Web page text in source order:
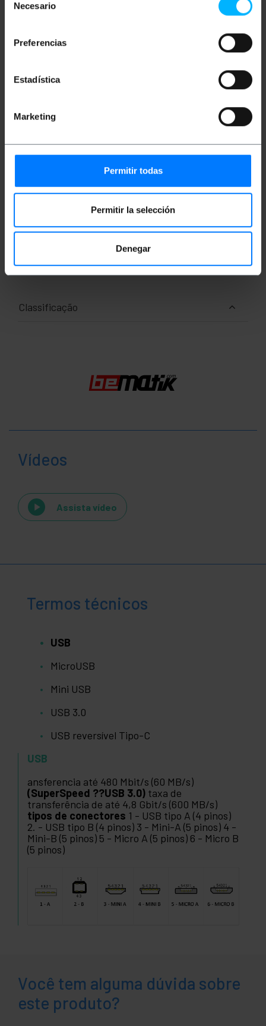
Necesario
Preferencias
Estadística
Marketing
Permitir todas
Permitir la selección
Denegar
Lightning, permite o carregamento e a transferência
de dados. Adaptador branco. .
Adaptador micro USB fêmea para conector
Adaptador simples basta conectar qualquer
cabo micro usb ao adaptador para ter um
Adaptador branco.
Medidas e Pesos
Peso bruto: 5 g
Tamanhos do produto (largura x profundidade
x altura): 12.0 x 18.0 x 1.0 cm
Número de pacotes: 1
Tamanhos de pacotes: 18.0 x 12.0 x 1.0 cm
Classificação
Vídeos
Assista vídeo
Termos técnicos
USB
MicroUSB
Mini USB
USB 3.0
USB reversível Tipo-C
USB
ansferencia até 480 Mbit/s (60 MB/s)
(SuperSpeed ??USB 3.0) taxa de
transferência de até 4,8 Gbit/s (600 MB/s)
tipos de conectores 1 - USB tipo A (4 pinos)
2. - USB tipo B (4 pinos) 3 - Mini-A (5 pinos) 4 -
Mini-B (5 pinos) 5 - Micro A (5 pinos) 6 - Micro B
(5 pinos)
Você tem alguma dúvida sobre
este produto?